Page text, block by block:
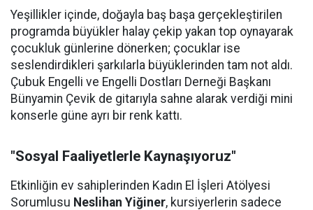
Yeşillikler içinde, doğayla baş başa gerçekleştirilen
programda büyükler halay çekip yakan top oynayarak
çocukluk günlerine dönerken; çocuklar ise
seslendirdikleri şarkılarla büyüklerinden tam not aldı.
Çubuk Engelli ve Engelli Dostları Derneği Başkanı
Bünyamin Çevik de gitarıyla sahne alarak verdiği mini
konserle güne ayrı bir renk kattı.
"Sosyal Faaliyetlerle Kaynaşıyoruz"
Etkinliğin ev sahiplerinden Kadın El İşleri Atölyesi
Sorumlusu Neslihan Yiğiner, kursiyerlerin sadece